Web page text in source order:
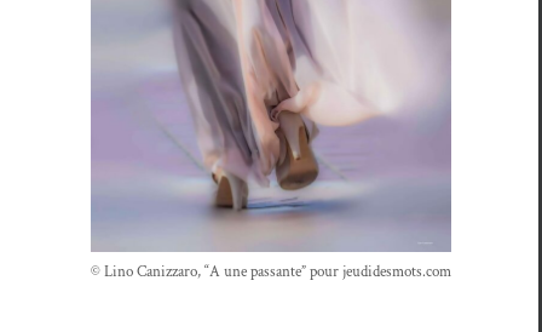
© Lino Can­iz­zaro, “A une pas­sante” pour jeudidesmots.com